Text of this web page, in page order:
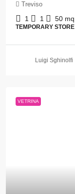
Treviso
1 1 50 mq
TEMPORARY STORE
Luigi Sghinolfi
VETRINA